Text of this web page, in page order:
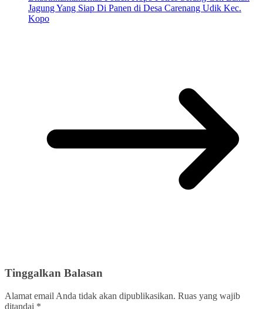
Jagung Yang Siap Di Panen di Desa Carenang Udik Kec.
Kopo
Tinggalkan Balasan
Alamat email Anda tidak akan dipublikasikan. Ruas yang wajib
ditandai *